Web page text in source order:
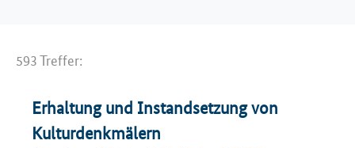
593 Treffer:
Erhaltung und Instandsetzung von
Kulturdenkmälern